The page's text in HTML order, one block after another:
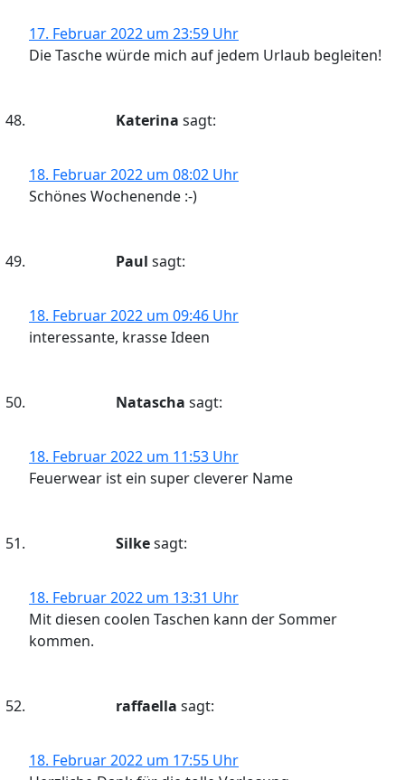
17. Februar 2022 um 23:59 Uhr
Die Tasche würde mich auf jedem Urlaub begleiten!
Katerina sagt:
18. Februar 2022 um 08:02 Uhr
Schönes Wochenende :-)
Paul sagt:
18. Februar 2022 um 09:46 Uhr
interessante, krasse Ideen
Natascha sagt:
18. Februar 2022 um 11:53 Uhr
Feuerwear ist ein super cleverer Name
Silkesagt:
18. Februar 2022 um 13:31 Uhr
Mit diesen coolen Taschen kann der Sommer
kommen.
raffaella sagt:
18. Februar 2022 um 17:55 Uhr